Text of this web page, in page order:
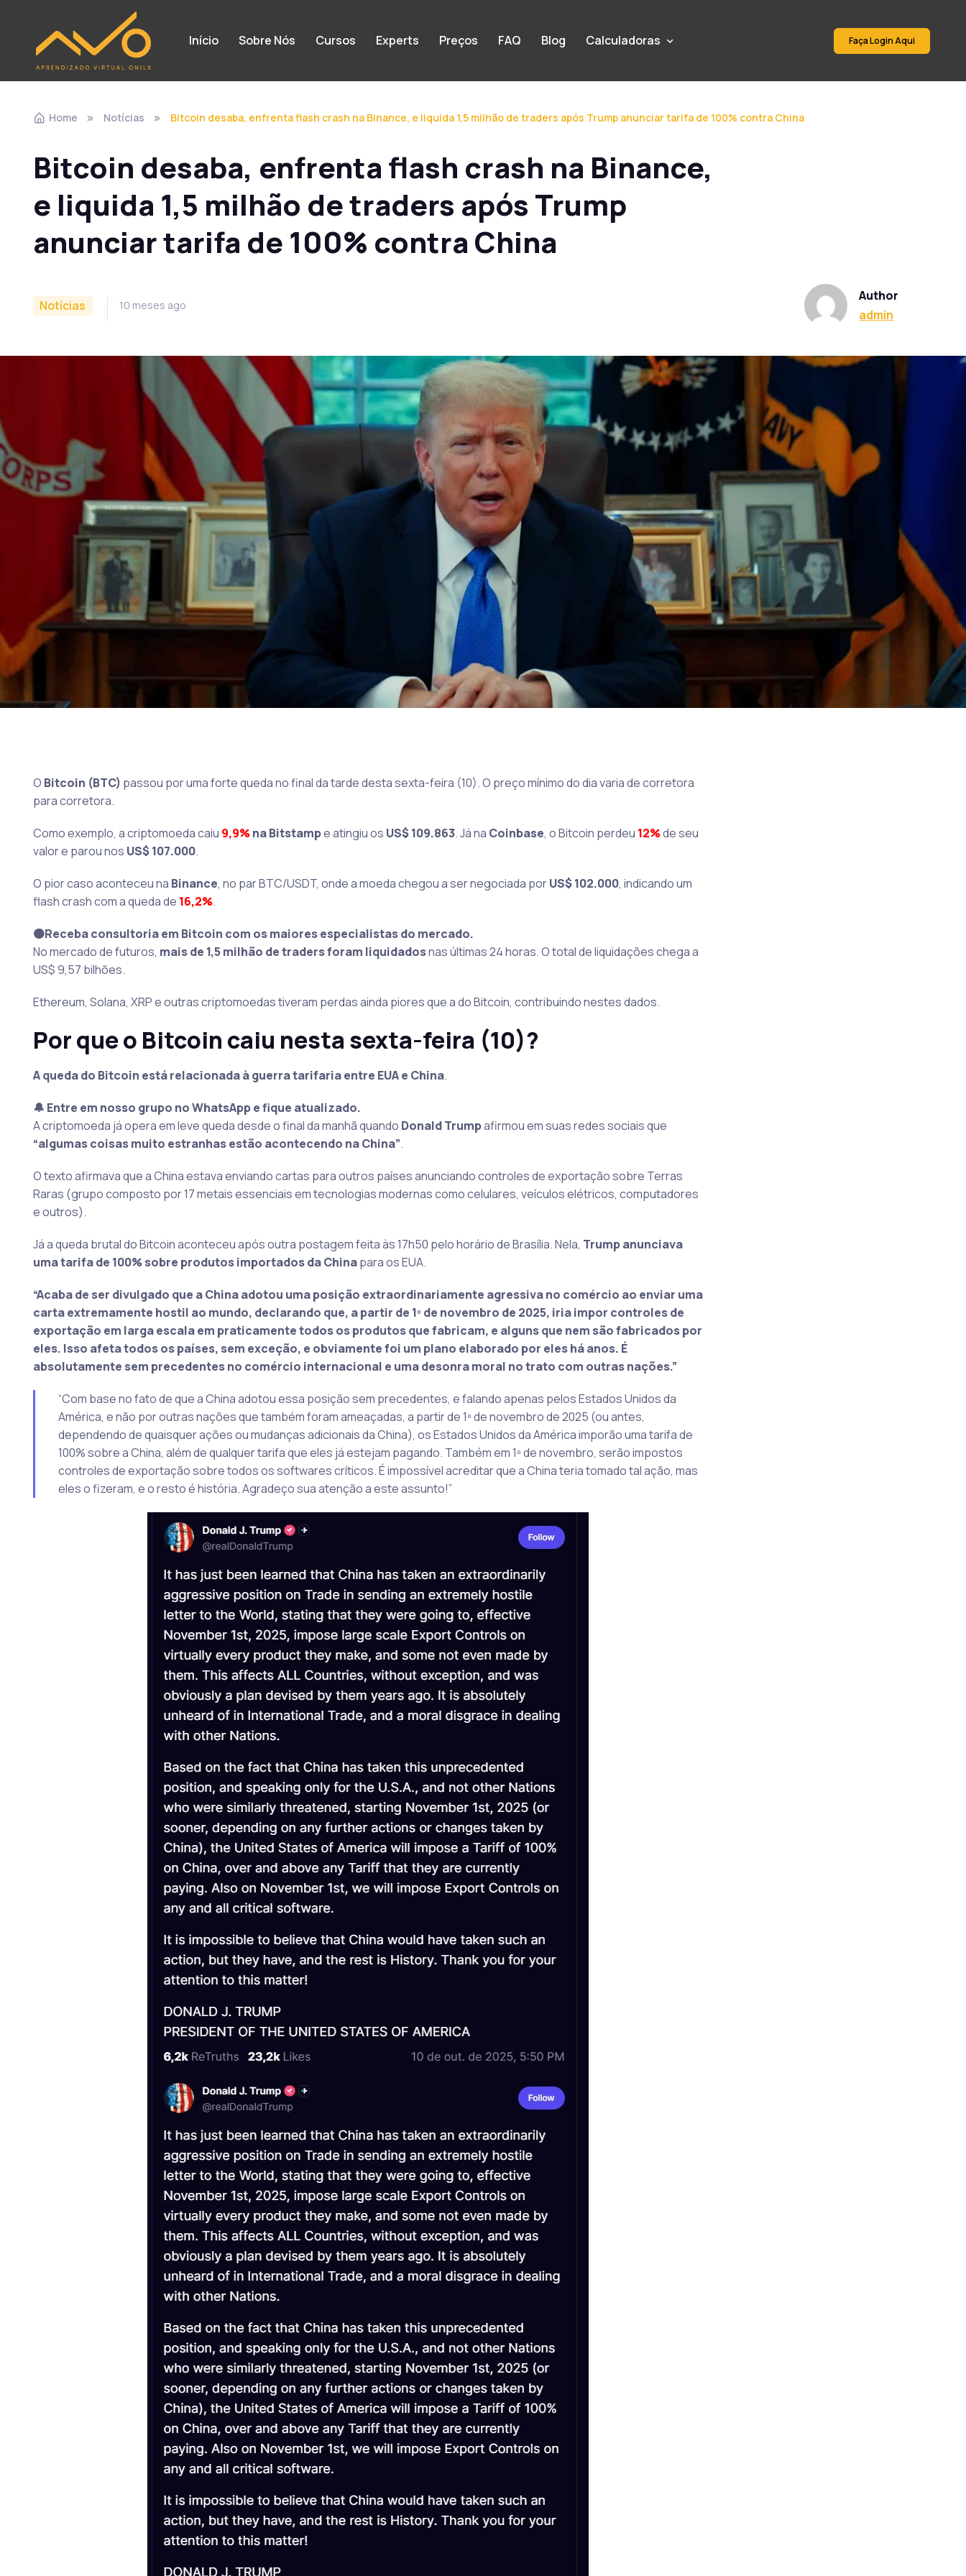
Início Sobre Nós Cursos Experts Preços FAQ Blog Calculadoras Faça Login Aqui
Home Notícias Bitcoin desaba, enfrenta flash crash na Binance, e liquida 1,5 milhão de traders após Trump anunciar tarifa de 100% contra China
Bitcoin desaba, enfrenta flash crash na Binance,
e liquida 1,5 milhão de traders após Trump
anunciar tarifa de 100% contra China
Notícias 10 meses ago
Author
admin
O Bitcoin (BTC) passou por uma forte queda no final da tarde desta sexta-feira (10). O preço mínimo do dia varia de corretora
para corretora.
Como exemplo, a criptomoeda caiu 9,9%na Bitstampe atingiu os US$ 109.863. Já na Coinbase, o Bitcoin perdeu 12%de seu
valor e parou nos US$ 107.000.
O pior caso aconteceu na Binance, no par BTC/USDT, onde a moeda chegou a ser negociada porUS$ 102.000, indicando um
flash crash com a queda de 16,2%.
🟠Receba consultoria em Bitcoin com os maiores especialistas do mercado.
No mercado de futuros, mais de 1,5 milhão de traders foram liquidadosnas últimas 24 horas. O total de liquidações chega a
US$ 9,57 bilhões.
Ethereum, Solana, XRP e outras criptomoedas tiveram perdas ainda piores que a do Bitcoin, contribuindo nestes dados.
Por que o Bitcoin caiu nesta sexta-feira (10)?
A queda do Bitcoin está relacionada à guerra tarifaria entre EUA e China.
🔔 Entre em nosso grupo no WhatsApp e fique atualizado.
A criptomoeda já opera em leve queda desde o final da manhã quando Donald Trumpafirmou em suas redes sociais que
“algumas coisas muito estranhas estão acontecendo na China”.
O texto afirmava que a China estava enviando cartas para outros países anunciando controles de exportação sobre Terras
Raras (grupo composto por 17 metais essenciais em tecnologias modernas como celulares, veículos elétricos, computadores
e outros).
Já a queda brutal do Bitcoin aconteceu após outra postagem feita às 17h50 pelo horário de Brasília. Nela, Trump anunciava
uma tarifa de 100% sobre produtos importados da Chinapara os EUA.
“Acaba de ser divulgado que a China adotou uma posição extraordinariamente agressiva no comércio ao enviar uma
carta extremamente hostil ao mundo, declarando que, a partir de 1º de novembro de 2025, iria impor controles de
exportação em larga escala em praticamente todos os produtos que fabricam, e alguns que nem são fabricados por
eles. Isso afeta todos os países, sem exceção, e obviamente foi um plano elaborado por eles há anos. É
absolutamente sem precedentes no comércio internacional e uma desonra moral no trato com outras nações.”
“Com base no fato de que a China adotou essa posição sem precedentes, e falando apenas pelos Estados Unidos da
América, e não por outras nações que também foram ameaçadas, a partir de 1º de novembro de 2025 (ou antes,
dependendo de quaisquer ações ou mudanças adicionais da China), os Estados Unidos da América imporão uma tarifa de
100% sobre a China, além de qualquer tarifa que eles já estejam pagando. Também em 1º de novembro, serão impostos
controles de exportação sobre todos os softwares críticos. É impossível acreditar que a China teria tomado tal ação, mas
eles o fizeram, e o resto é história. Agradeço sua atenção a este assunto!”